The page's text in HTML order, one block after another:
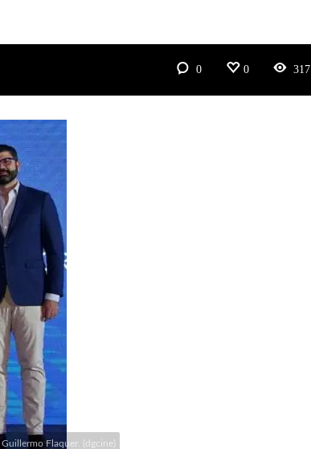
0 0 317
Flaquer. (dgcine)